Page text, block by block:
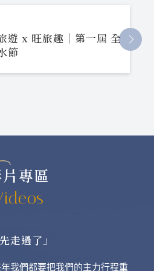
遊 x 旺旅趣｜第一屆 全
節
專區
走過了」
我們都要把我們的主力行程重